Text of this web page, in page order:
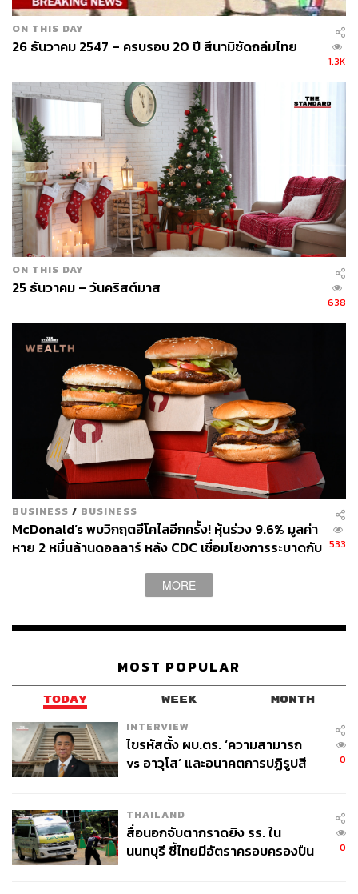
ON THIS DAY
26 ธันวาคม 2547 – ครบรอบ 20 ปี สึนามิซัดถล่มไทย
1.3K
ON THIS DAY
25 ธันวาคม – วันคริสต์มาส
638
BUSINESS / BUSINESS
McDonald’s พบวิกฤตอีโคไลอีกครั้ง! หุ้นร่วง 9.6% มูลค่า
หาย 2 หมื่นล้านดอลลาร์ หลัง CDC เชื่อมโยงการระบาดกับ 533
MORE
MOST POPULAR
TODAY WEEK MONTH
INTERVIEW
ไขรหัสตั้ง ผบ.ตร. ‘ความสามารถ
vs อาวุโส’ และอนาคตการปฏิรูปสี
0
THAILAND
สื่อนอกจับตากราดยิง รร. ใน
นนทบุรี ชี้ไทยมีอัตราครอบครองปืน
0